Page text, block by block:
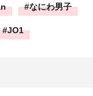
なにわ男子
JO1